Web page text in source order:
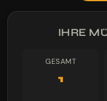
IHRE
GESAMT
1